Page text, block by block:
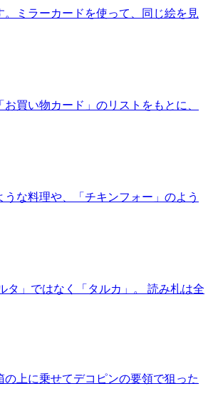
ミラーカードを使って、同じ絵を見
買い物カード」のリストをもとに、
な料理や、「チキンフォー」のよう
タ」ではなく「タルカ」。 読み札は全
上に乗せてデコピンの要領で狙った